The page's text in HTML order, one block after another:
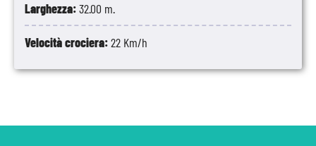
Larghezza:32.00 m.
Velocità crociera:22 Km/h